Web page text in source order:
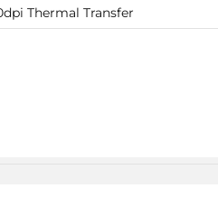
Thermal Transfer